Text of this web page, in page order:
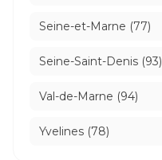
Seine-et-Marne (77)
Seine-Saint-Denis (93)
Val-de-Marne (94)
Yvelines (78)